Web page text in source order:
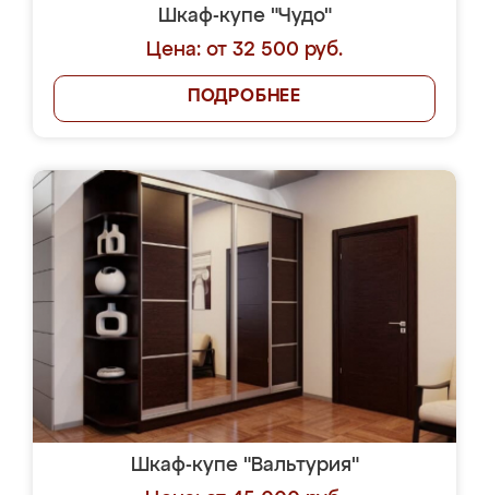
Шкаф-купе "Чудо"
Цена: от 32 500 руб.
ПОДРОБНЕЕ
Шкаф-купе "Вальтурия"